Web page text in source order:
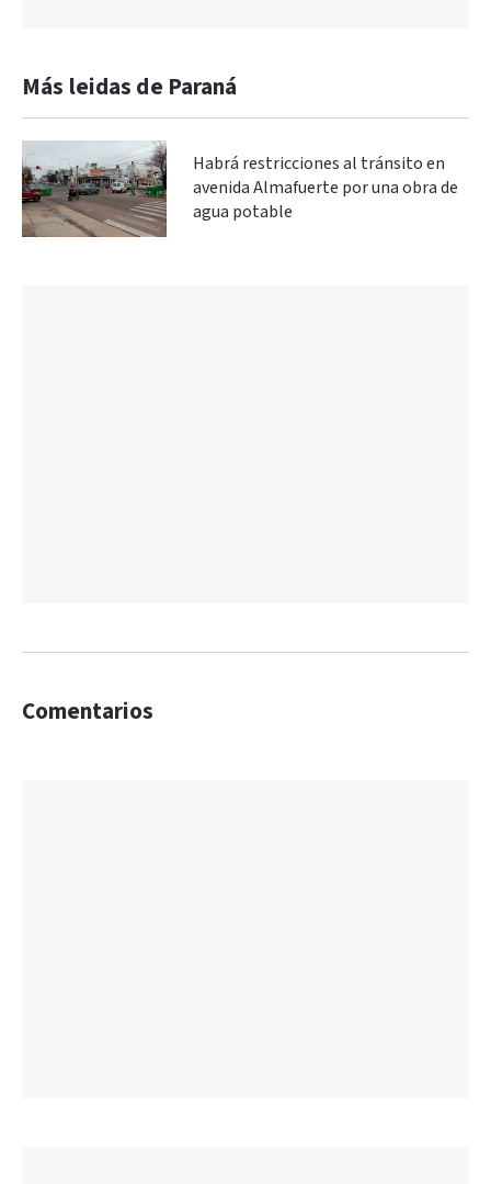
Más leidas de Paraná
Habrá restricciones al tránsito en
avenida Almafuerte por una obra de
agua potable
Comentarios